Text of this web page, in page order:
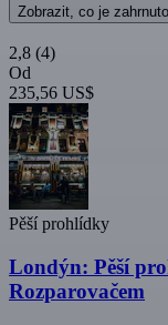
Zobrazit, co je zahrnuto
2,8 (4)
Od
235,56 US$
Pěší prohlídky
Londýn: Pěší
Rozparovačem